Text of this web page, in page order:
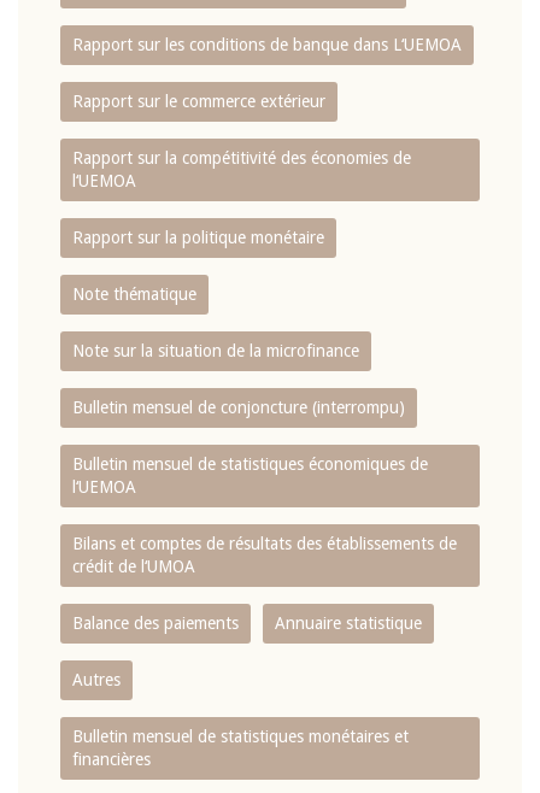
Rapport sur les conditions de banque dans L‘UEMOA
Rapport sur le commerce extérieur
Rapport sur la compétitivité des économies de
l‘UEMOA
Rapport sur la politique monétaire
Note thématique
Note sur la situation de la microfinance
Bulletin mensuel de conjoncture (interrompu)
Bulletin mensuel de statistiques économiques de
l‘UEMOA
Bilans et comptes de résultats des établissements de
crédit de l‘UMOA
Balance des paiements Annuaire statistique
Autres
Bulletin mensuel de statistiques monétaires et
financières